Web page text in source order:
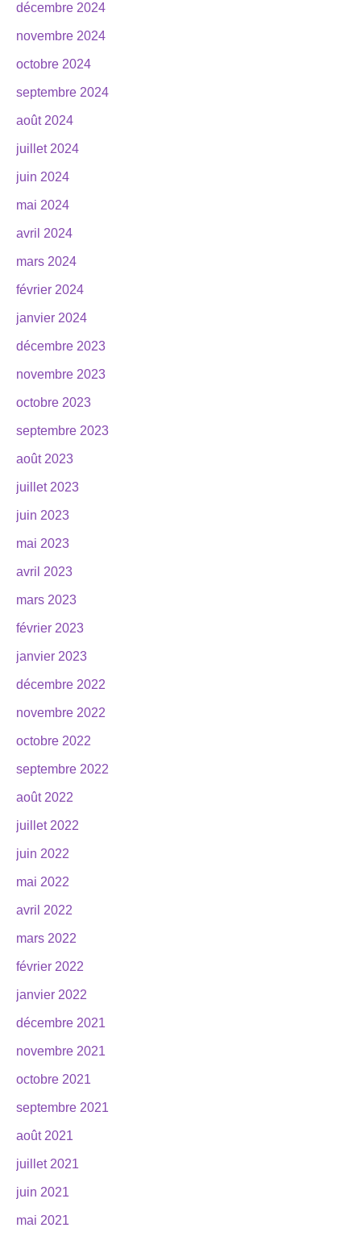
décembre 2024
novembre 2024
octobre 2024
septembre 2024
août 2024
juillet 2024
juin 2024
mai 2024
avril 2024
mars 2024
février 2024
janvier 2024
décembre 2023
novembre 2023
octobre 2023
septembre 2023
août 2023
juillet 2023
juin 2023
mai 2023
avril 2023
mars 2023
février 2023
janvier 2023
décembre 2022
novembre 2022
octobre 2022
septembre 2022
août 2022
juillet 2022
juin 2022
mai 2022
avril 2022
mars 2022
février 2022
janvier 2022
décembre 2021
novembre 2021
octobre 2021
septembre 2021
août 2021
juillet 2021
juin 2021
mai 2021